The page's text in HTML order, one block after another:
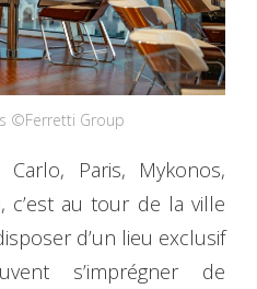
©Ferretti Group
Paris, Mykonos,
c’est au tour de la ville
d’un lieu exclusif
s’imprégner de